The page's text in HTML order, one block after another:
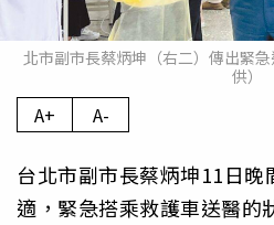
北市副市長蔡炳坤（右二）傳出緊
供）
A+ A-
台北市副市長蔡炳坤11日晚
適，緊急搭乘救護車送醫的